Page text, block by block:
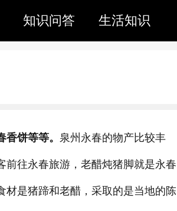
知识问答 生活知识
饼等等。 泉州永春的物产比较丰
前往永春旅游，老醋炖猪脚就是永春
材是猪蹄和老醋，采取的是当地的陈